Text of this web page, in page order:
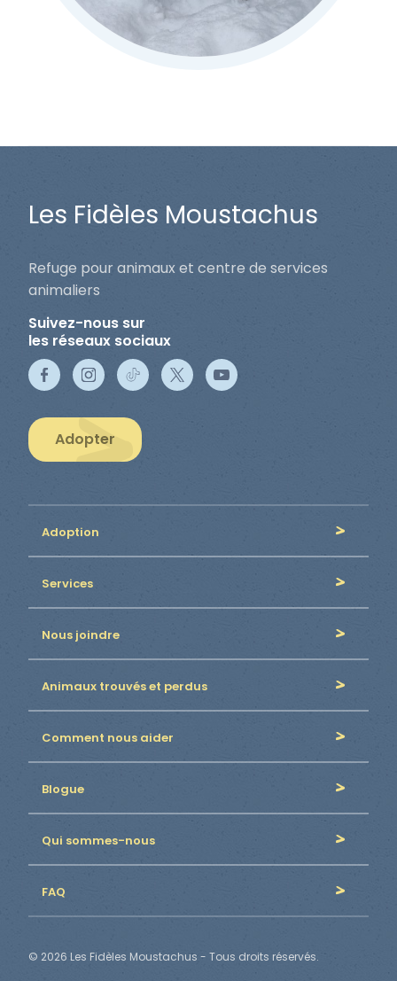
Les Fidèles Moustachus
Refuge pour animaux et centre de services
animaliers
Suivez-nous sur
les réseaux sociaux
Adopter
Adoption
Services
Nous joindre
Animaux trouvés et perdus
Comment nous aider
Blogue
Qui sommes-nous
FAQ
© 2026 Les Fidèles Moustachus - Tous droits réservés.